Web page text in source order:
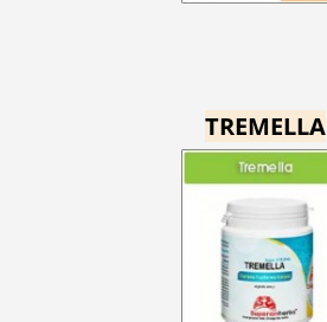
TREMELLA